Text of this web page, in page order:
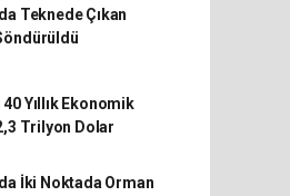
Teknede Çıkan
Yıllık Ekonomik
Trilyon Dolar
İki Noktada Orman